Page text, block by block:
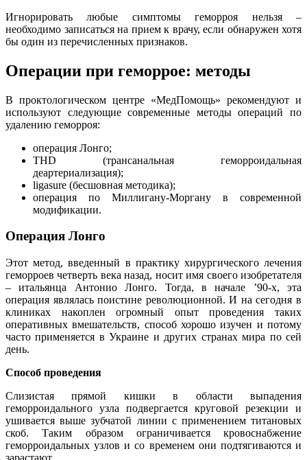
Игнорировать любые симптомы геморроя нельзя –
необходимо записаться на прием к врачу, если обнаружен хотя
бы один из перечисленных признаков.
Операции при геморрое: методы
В проктологическом центре «МедПомощь» рекомендуют и
используют следующие современные методы операций по
удалению геморроя:
операция Лонго;
THD (трансанальная геморроидальная
деартериализация);
ligasure (бесшовная методика);
операция по Миллигану-Моргану в современной
модификации.
Операция Лонго
Этот метод, введенный в практику хирургического лечения
геморроев четверть века назад, носит имя своего изобретателя
– итальянца Антонио Лонго. Тогда, в начале ’90-х, эта
операция являлась поистине революционной. И на сегодня в
клиниках накоплен огромный опыт проведения таких
оперативных вмешательств, способ хорошо изучен и потому
часто применяется в Украине и других странах мира по сей
день.
Способ проведения
Слизистая прямой кишки в области выпадения
геморроидального узла подвергается круговой резекции и
ушивается выше зубчатой линии с применением титановых
скоб. Таким образом ограничивается кровоснабжение
геморроидальных узлов и со временем они подтягиваются и
зарастают.